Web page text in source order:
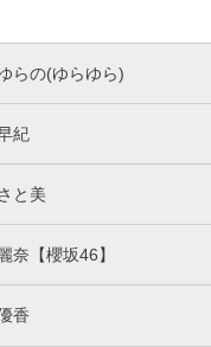
らの(ゆらゆら)
紀
と美
奈【櫻坂46】
香